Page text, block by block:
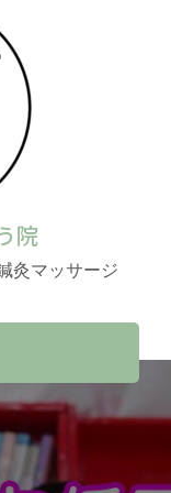
院
灸マッサージ